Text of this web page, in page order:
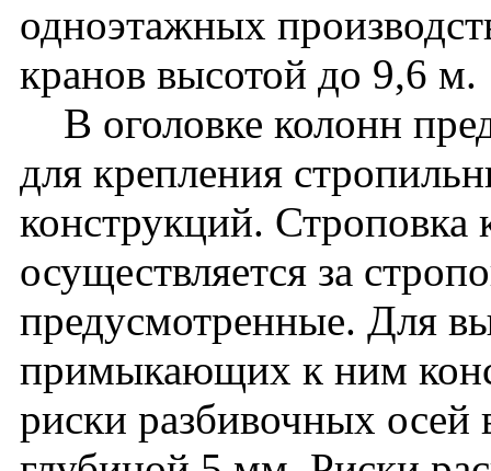
одноэтажных
кранов высотой до 9,6 м.
В оголовке колонн
для крепления
конструкций. Строповка
осуществляется за
предусмотренные. Для
примыкающих к ним
риски разбивочных осей